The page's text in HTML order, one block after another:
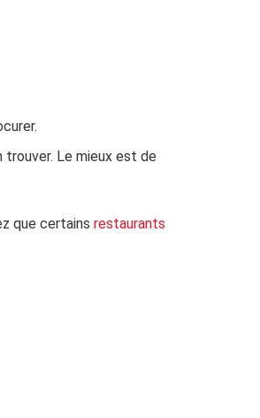
Le mieux est de
que certains restaurants